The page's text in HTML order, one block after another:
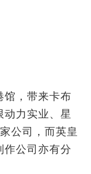
馆，带来卡布
动力实业、星
公司，而英皇
作公司亦有分